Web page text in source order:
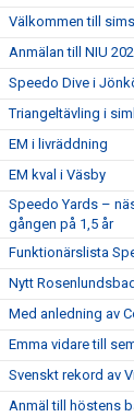
Välkommen till
Anmälan till NIU
Speedo Dive i
Triangeltävling i
EM i livräddning
EM kval i Väsby
Speedo Yards –
gången på 1,5 år
Funktionärslista
Nytt
Med anledning av
Emma vidare till
Svenskt rekord av
Anmäl till höstens